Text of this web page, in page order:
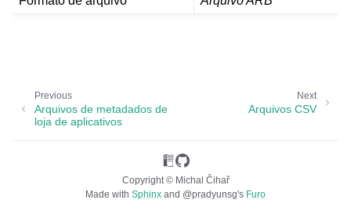
navigation of Formatos de arquivos suportados
Next
Arquivos CSV
Previous
Arquivos de metadados de
loja de aplicativos
Copyright © Michal Čihař
Made with Sphinx and @pradyunsg's Furo